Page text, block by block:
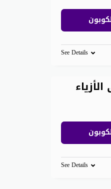
See Details
يصل إلى 65% على الأزياء
See Details